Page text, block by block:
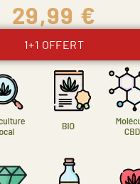
29,99 €
1+1 OFFERT